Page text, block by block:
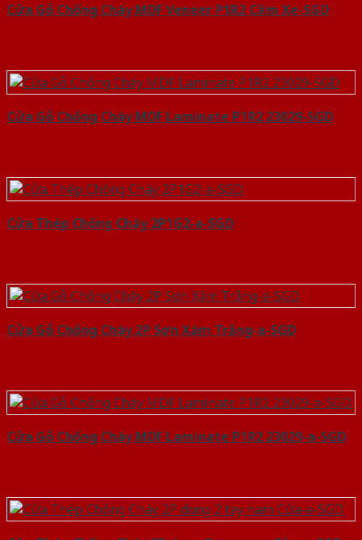
Cửa Gỗ Chống Cháy MDF Veneer P1R2 Căm Xe-SGD
Cửa Gỗ Chống Cháy MDF Laminate P1R2 23029-SGD
Cửa Thép Chống Cháy 2P1G2-a-SGD
Cửa Gỗ Chống Cháy 2P Sơn Xám Trắng-a-SGD
Cửa Gỗ Chống Cháy MDF Laminate P1R2 23029-a-SGD